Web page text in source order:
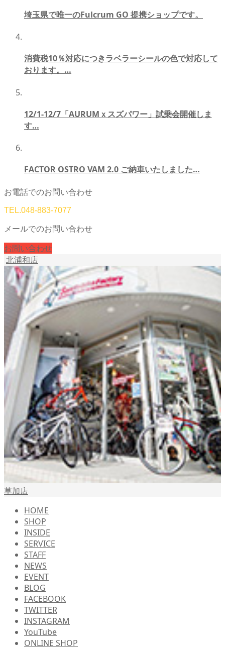
埼玉県で唯一のFulcrum GO 提携ショップです。
消費税10％対応につきラベラーシールの色で対応して
おります。…
12/1-12/7「AURUMｘスズパワー」試乗会開催しま
す…
FACTOR OSTRO VAM 2.0 ご納車いたしました…
お電話でのお問い合わせ
TEL.048-883-7077
メールでのお問い合わせ
お問い合わせ
北浦和店
草加店
HOME
SHOP
INSIDE
SERVICE
STAFF
NEWS
EVENT
BLOG
FACEBOOK
TWITTER
INSTAGRAM
YouTube
ONLINE SHOP